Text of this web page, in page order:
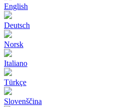
English
Deutsch
Norsk
Italiano
Türkçe
Slovenščina